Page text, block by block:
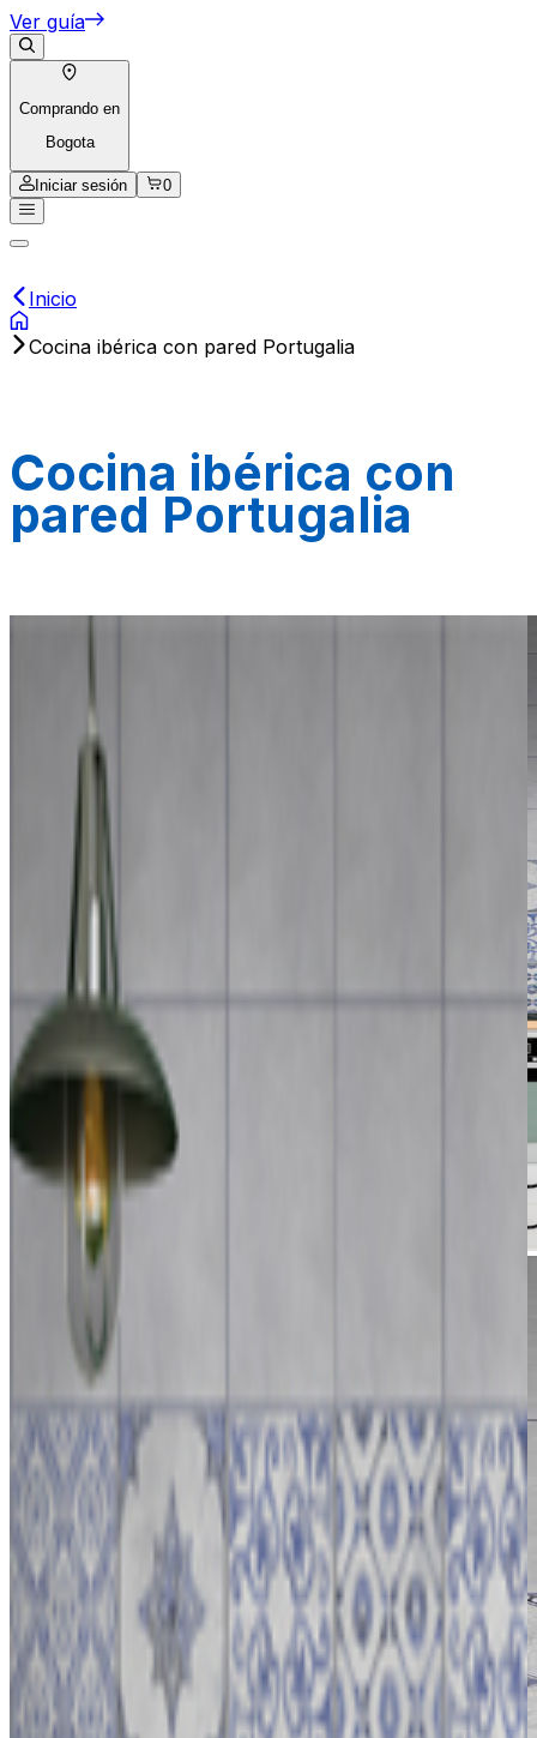
Ver guía
Comprando en
Bogota
Iniciar sesión 0
Inicio
Cocina ibérica con pared Portugalia
Cocina ibérica con
pared Portugalia